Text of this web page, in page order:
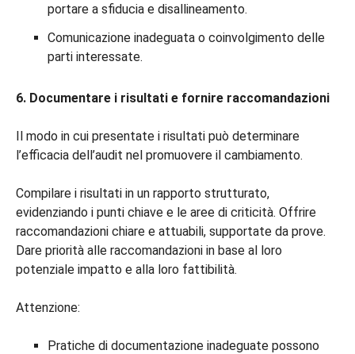
portare a sfiducia e disallineamento.
Comunicazione inadeguata o coinvolgimento delle
parti interessate.
6. Documentare i risultati e fornire raccomandazioni
Il modo in cui presentate i risultati può determinare
l’efficacia dell’audit nel promuovere il cambiamento.
Compilare i risultati in un rapporto strutturato,
evidenziando i punti chiave e le aree di criticità. Offrire
raccomandazioni chiare e attuabili, supportate da prove.
Dare priorità alle raccomandazioni in base al loro
potenziale impatto e alla loro fattibilità.
Attenzione:
Pratiche di documentazione inadeguate possono